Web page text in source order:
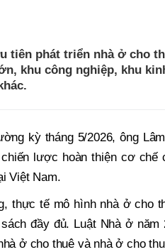
tiên phát triển nhà ở cho
khu công nghiệp, khu
kỳ tháng 5/2026, ông
lược hoàn thiện cơ chế
Việt Nam.
thực tế mô hình nhà ở cho
đầy đủ. Luật Nhà ở
ở cho thuê và nhà ở cho